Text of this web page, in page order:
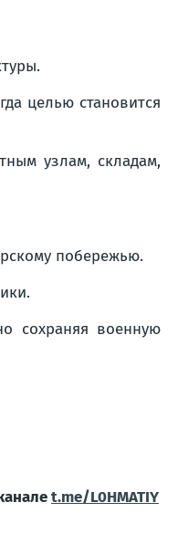
целью становится
узлам, складам,
побережью.
сохраняя военную
t.me/L0HMATIY